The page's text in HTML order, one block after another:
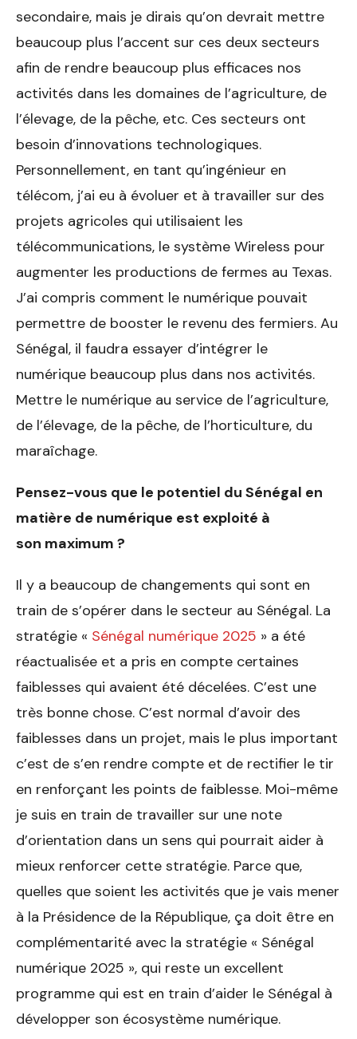
secondaire, mais je dirais qu’on devrait mettre
beaucoup plus l’accent sur ces deux secteurs
afin de rendre beaucoup plus efficaces nos
activités dans les domaines de l’agriculture, de
l’élevage, de la pêche, etc. Ces secteurs ont
besoin d’innovations technologiques.
Personnellement, en tant qu’ingénieur en
télécom, j’ai eu à évoluer et à travailler sur des
projets agricoles qui utilisaient les
télécommunications, le système Wireless pour
augmenter les productions de fermes au Texas.
J’ai compris comment le numérique pouvait
permettre de booster le revenu des fermiers. Au
Sénégal, il faudra essayer d’intégrer le
numérique beaucoup plus dans nos activités.
Mettre le numérique au service de l’agriculture,
de l’élevage, de la pêche, de l’horticulture, du
maraîchage.
Pensez-vous que le potentiel du Sénégal en
matière de numérique est exploité à
son maximum ?
Il y a beaucoup de changements qui sont en
train de s’opérer dans le secteur au Sénégal. La
stratégie « Sénégal numérique 2025 » a été
réactualisée et a pris en compte certaines
faiblesses qui avaient été décelées. C’est une
très bonne chose. C’est normal d’avoir des
faiblesses dans un projet, mais le plus important
c’est de s’en rendre compte et de rectifier le tir
en renforçant les points de faiblesse. Moi-même
je suis en train de travailler sur une note
d’orientation dans un sens qui pourrait aider à
mieux renforcer cette stratégie. Parce que,
quelles que soient les activités que je vais mener
à la Présidence de la République, ça doit être en
complémentarité avec la stratégie « Sénégal
numérique 2025 », qui reste un excellent
programme qui est en train d’aider le Sénégal à
développer son écosystème numérique.